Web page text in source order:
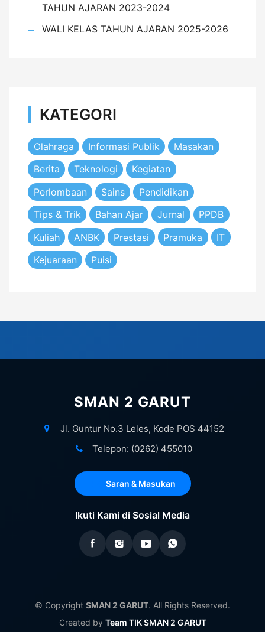
TAHUN AJARAN 2023-2024
WALI KELAS TAHUN AJARAN 2025-2026
KATEGORI
Olahraga Informasi Publik
Masakan
Berita
Teknologi
Kegiatan
Perlombaan
Sains
Pendidikan
Tips & Trik
Bahan Ajar Jurnal
PPDB
Kuliah
ANBK Prestasi Pramuka
IT
Kejuaraan
Puisi
SMAN 2 GARUT
Jl. Guntur No.3 Leles, Kode POS 44152
Telepon: (0262) 455010
Saran & Masukan
Ikuti Kami di Sosial Media
© Copyright SMAN 2 GARUT. All Rights Reserved.
Created by Team TIK SMAN 2 GARUT